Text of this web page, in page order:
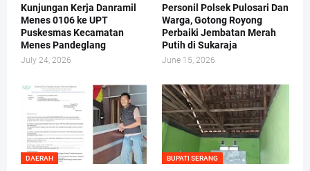
Kunjungan Kerja Danramil
Menes 0106 ke UPT
Puskesmas Kecamatan
Menes Pandeglang
July 24, 2026
Personil Polsek Pulosari Dan
Warga, Gotong Royong
Perbaiki Jembatan Merah
Putih di Sukaraja
June 15, 2026
DAERAH BUPATI SERANG